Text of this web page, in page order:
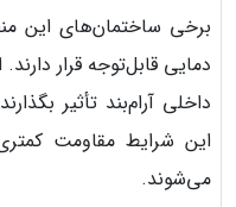
برخی ساختمان‌های این
دمایی قابل‌توجه قرار
داخلی آرام‌بند تأثیر
این شرایط مقاومت
می‌شوند.